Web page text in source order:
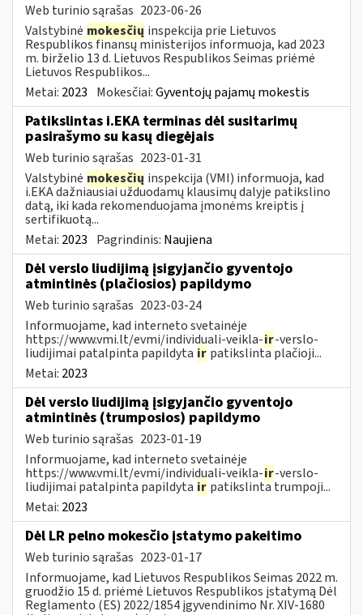
Web turinio sąrašas 2023-06-26
Valstybinė mokesčių inspekcija prie Lietuvos
Respublikos finansų ministerijos informuoja, kad 2023
m. birželio 13 d. Lietuvos Respublikos Seimas priėmė
Lietuvos Respublikos...
Metai: 2023 Mokesčiai:Gyventojų pajamų mokestis
Patikslintas i.EKA terminas dėl susitarimų
pasirašymo su kasų diegėjais
Web turinio sąrašas 2023-01-31
Valstybinė mokesčių inspekcija (VMI) informuoja, kad
i.EKA dažniausiai užduodamų klausimų dalyje patikslino
datą, iki kada rekomenduojama įmonėms kreiptis į
sertifikuotą...
Metai: 2023 Pagrindinis: Naujiena
Dėl verslo liudijimą įsigyjančio gyventojo
atmintinės (plačiosios) papildymo
Web turinio sąrašas 2023-03-24
Informuojame, kad interneto svetainėje
https://www.vmi.lt/evmi/individuali-veikla-ir-verslo-
liudijimai patalpinta papildyta ir patikslinta plačioji...
Metai: 2023
Dėl verslo liudijimą įsigyjančio gyventojo
atmintinės (trumposios) papildymo
Web turinio sąrašas 2023-01-19
Informuojame, kad interneto svetainėje
https://www.vmi.lt/evmi/individuali-veikla-ir-verslo-
liudijimai patalpinta papildyta ir patikslinta trumpoji...
Metai: 2023
Dėl LR pelno mokesčio įstatymo pakeitimo
Web turinio sąrašas 2023-01-17
Informuojame, kad Lietuvos Respublikos Seimas 2022 m.
gruodžio 15 d. priėmė Lietuvos Respublikos įstatymą Dėl
Reglamento (ES) 2022/1854 įgyvendinimo Nr. XIV-1680